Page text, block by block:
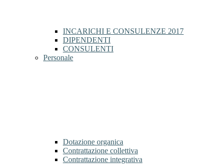
INCARICHI E CONSULENZE 2017
DIPENDENTI
CONSULENTI
Personale
Dotazione organica
Contrattazione collettiva
Contrattazione integrativa